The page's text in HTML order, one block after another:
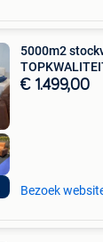
5000m2
€ 1.499,00
Bezoek